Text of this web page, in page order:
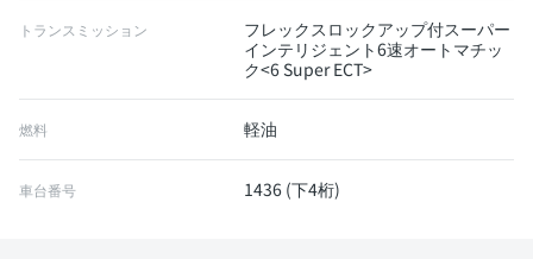
トランスミッション
フレックスロックアップ付スーパー
インテリジェント6速オートマチッ
ク<6 Super ECT>
燃料 軽油
車台番号 1436 (下4桁)